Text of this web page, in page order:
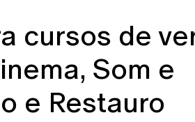
cursos de
Som e
e Restauro